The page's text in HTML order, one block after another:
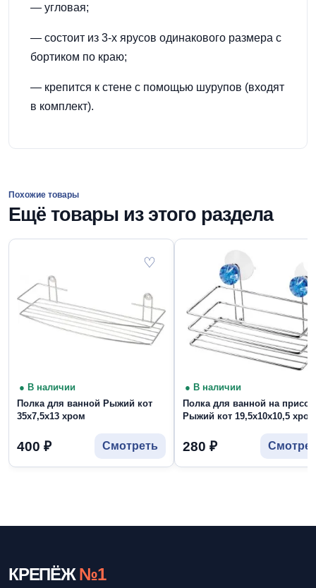
— угловая;
— состоит из 3-х ярусов одинакового размера с
бортиком по краю;
— крепится к стене с помощью шурупов (входят
в комплект).
Похожие товары
Ещё товары из этого раздела
♡
● В наличии
Полка для ванной Рыжий кот
35х7,5х13 хром
400 ₽ Смотреть
● В наличии
Полка для ванной на
Рыжий кот 19,5х10х10,5 хром
280 ₽
КРЕПЁЖ №1